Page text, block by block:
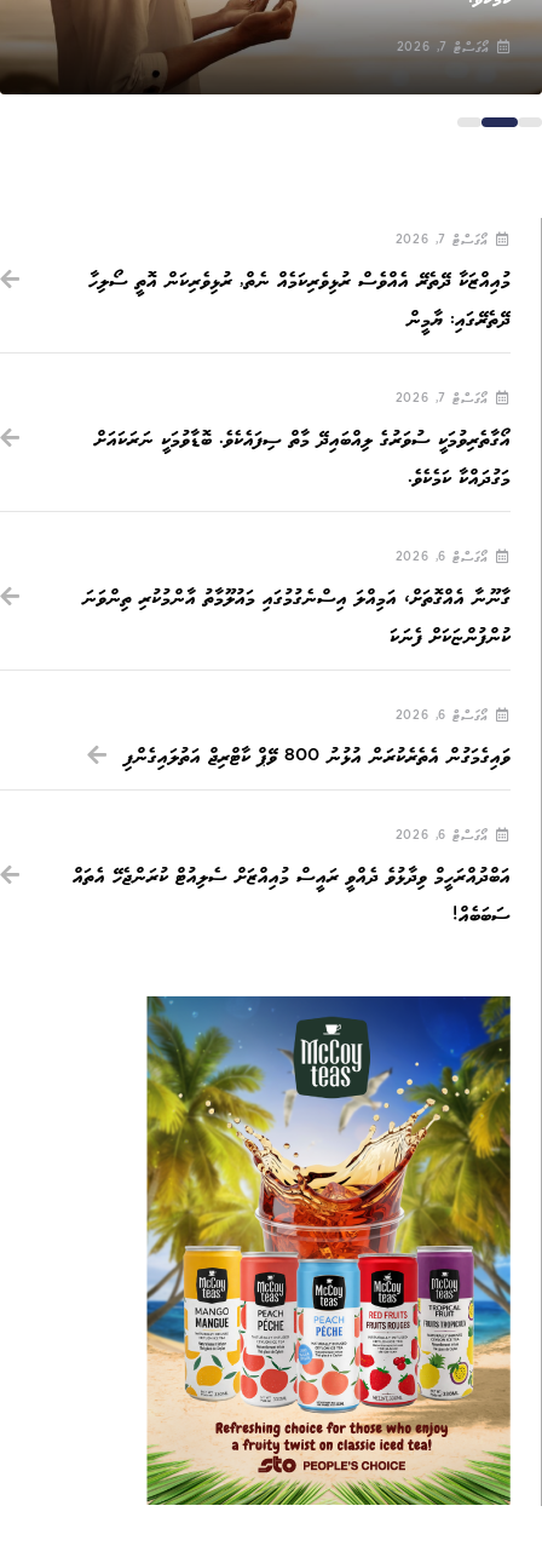
އޯގަސްޓް 7, 2026
އޯގަސްޓް 7, 2026
މުއިއްޒަކާ ދޭތެރޭ އެއްވެސް ރުޅިވެރިކަމެއް ނެތް, ރުޅިވެރިކަން އޮތީ ސޯލިހާ
ދޭތެރޭގައި: ޔާމީން
އޯގަސްޓް 7, 2026
އޯގާތެރިވުމަކީ ސުވަރުގެ ލިއްބައިދޭ މާތް ސިފައެކެވެ. ބޮޑާވުމަކީ ނަރަކައަށް
މަގުދައްކާ ކަމެކެވެ.
އޯގަސްޓް 6, 2026
ގާނޫނާ އެއްގޮތަށް، އަމިއްލަ އިސްނެގުމުގައި މައުލޫމާތު އާންމުކުރި ތިންވަނަ
ކުންފުންޏަކަށް ފެނަކަ
އޯގަސްޓް 6, 2026
ވައިގެމަގުން އެތެރެކުރަން އުޅުނު 800 ވޭޕް ކާޓްރިޖް އަތުލައިގެންފި
އޯގަސްޓް 6, 2026
އަބްދުއްރަހީމް ވިދާޅުވެ ދެއްވީ ރައީސް މުއިއްޒަށް ސެލިއުޓް ކުރަންޖެހޭ އެތައް
ސަބަބެއް!